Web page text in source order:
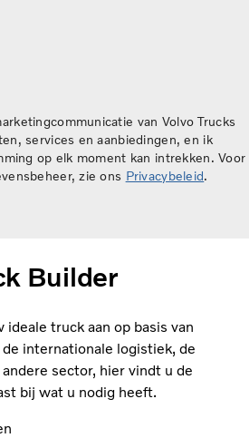
van Volvo Trucks
services en aanbiedingen, en ik
op elk moment kan intrekken. Voor
zie ons Privacybeleid.
Builder
ideale truck aan op basis van
internationale logistiek, de
sector, hier vindt u de
bij wat u nodig heeft.